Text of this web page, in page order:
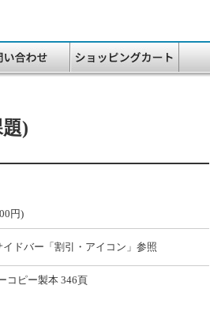
)
円)
ドバー「割引・アイコン」参照
コピー製本 346頁